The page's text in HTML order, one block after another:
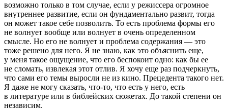
возможно только в том случае, если у режиссера огромное
внутреннее развитие, если он фундаментально развит, тогда
он может такое себе позволить. То есть проблема формы его
не волнует вообще или волнует в очень определенном
смысле. Но его не волнует и проблема содержания — это
тоже решено для него. Я не знаю, как это объяснить еще,
у меня такое ощущение, что его беспокоит одно: как бы ее
не сломать, извлекая этот отлив. Я хочу еще раз подчеркнуть,
что сами его темы выросли не из кино. Прецедента такого нет.
Я даже не могу сказать, что-то, что есть у него, есть
в литературе или в библейских сюжетах. До такой степени он
независим.